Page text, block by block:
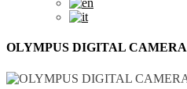
OLYMPUS DIGITAL CAMERA